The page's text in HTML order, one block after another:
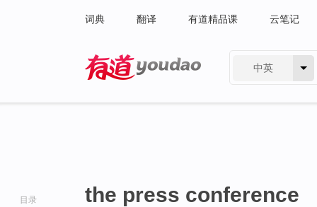
词典 翻译 有道精品课 云笔记
中英
目录 the press conference